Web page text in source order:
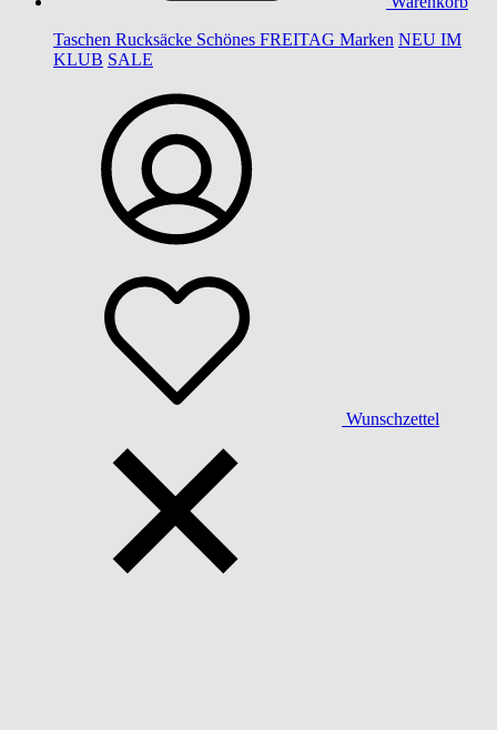
Taschen Rucksäcke Schönes FREITAG Marken NEU IM
KLUB SALE
Wunschzettel